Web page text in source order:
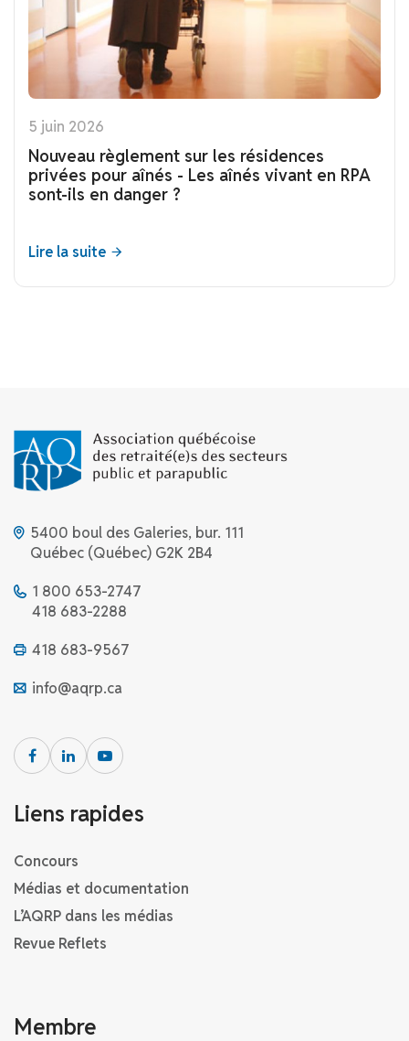
5 juin 2026
Nouveau règlement sur les résidences
privées pour aînés - Les aînés vivant en RPA
sont-ils en danger ?
Lire la suite
5400 boul des Galeries, bur. 111
Québec (Québec) G2K 2B4
1 800 653-2747
418 683-2288
418 683-9567
info@aqrp.ca
Liens rapides
Concours
Médias et documentation
L’AQRP dans les médias
Revue Reflets
Membre